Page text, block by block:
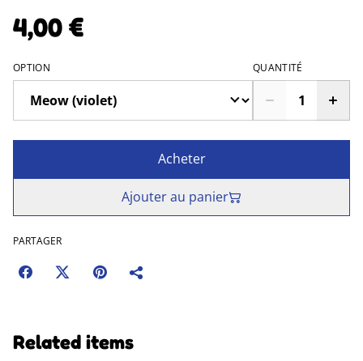
4,00 €
OPTION QUANTITÉ
Acheter
Ajouter au panier
PARTAGER
Related items